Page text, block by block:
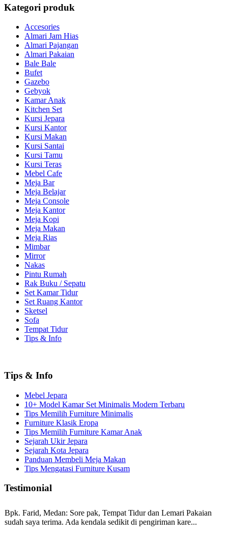
Kategori produk
Accesories
Almari Jam Hias
Almari Pajangan
Almari Pakaian
Bale Bale
Bufet
Gazebo
Gebyok
Kamar Anak
Kitchen Set
Kursi Jepara
Kursi Kantor
Kursi Makan
Kursi Santai
Kursi Tamu
Kursi Teras
Mebel Cafe
Meja Bar
Meja Belajar
Meja Console
Meja Kantor
Meja Kopi
Meja Makan
Meja Rias
Mimbar
Mirror
Nakas
Pintu Rumah
Rak Buku / Sepatu
Set Kamar Tidur
Set Ruang Kantor
Sketsel
Sofa
Tempat Tidur
Tips & Info
Tips & Info
Mebel Jepara
10+ Model Kamar Set Minimalis Modern Terbaru
Tips Memilih Furniture Minimalis
Furniture Klasik Eropa
Tips Memilih Furniture Kamar Anak
Sejarah Ukir Jepara
Sejarah Kota Jepara
Panduan Membeli Meja Makan
Tips Mengatasi Furniture Kusam
Testimonial
Bpk. Farid, Medan: Sore pak, Tempat Tidur dan Lemari Pakaian
sudah saya terima. Ada kendala sedikit di pengiriman kare...